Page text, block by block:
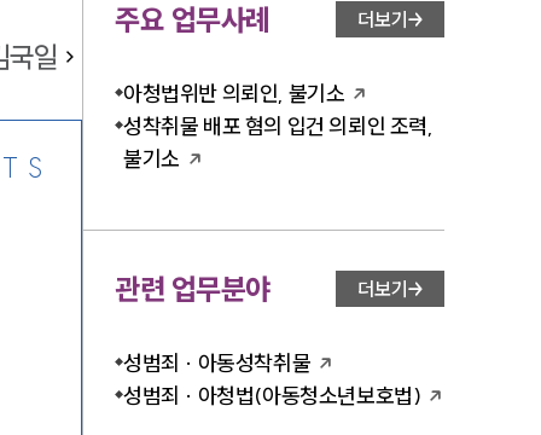
국일
주요 업무사례 더보기
아청법위반 의뢰인, 불기소
성착취물 배포 혐의 입건 의뢰인 조력,
불기소
관련 업무분야 더보기
성범죄 · 아동성착취물
성범죄 · 아청법(아동청소년보호법)